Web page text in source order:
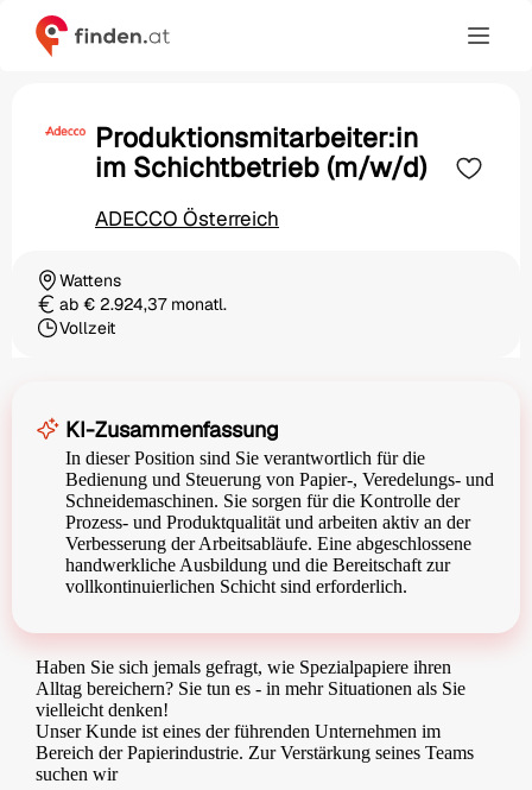
Produktionsmitarbeiter:in
im Schichtbetrieb (m/w/d)
ADECCO Österreich
Ortschaft
Wattens
Gehaltab € 2.924,37 monatl.
Beschäftigungsart
Vollzeit
KI-Zusammenfassung
In dieser Position sind Sie verantwortlich für die
Bedienung und Steuerung von Papier-, Veredelungs- und
Schneidemaschinen. Sie sorgen für die Kontrolle der
Prozess- und Produktqualität und arbeiten aktiv an der
Verbesserung der Arbeitsabläufe. Eine abgeschlossene
handwerkliche Ausbildung und die Bereitschaft zur
vollkontinuierlichen Schicht sind erforderlich.
Haben Sie sich jemals gefragt, wie Spezialpapiere ihren
Alltag bereichern? Sie tun es - in mehr Situationen als Sie
vielleicht denken!
Unser Kunde ist eines der führenden Unternehmen im
Bereich der Papierindustrie. Zur Verstärkung seines Teams
suchen wir